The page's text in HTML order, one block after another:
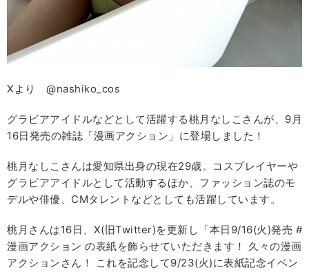
Ⅹより @nashiko_cos
グラビアアイドルなどとして活躍する桃月なしこさんが、9月
16日発売の雑誌「漫画アクション」に登場しました！
桃月なしこさんは愛知県出身の現在29歳。コスプレイヤーや
グラビアアイドルとして活動するほか、ファッション誌のモ
デルや俳優、CMタレントなどとしても活躍しています。
桃月さんは16日、Ⅹ(旧Twitter)を更新し「本日9/16(火)発売 #
漫画アクション の表紙を飾らせていただきます！ 久々の漫画
アクションさん！ これを記念して9/23(火)に表紙記念イベン